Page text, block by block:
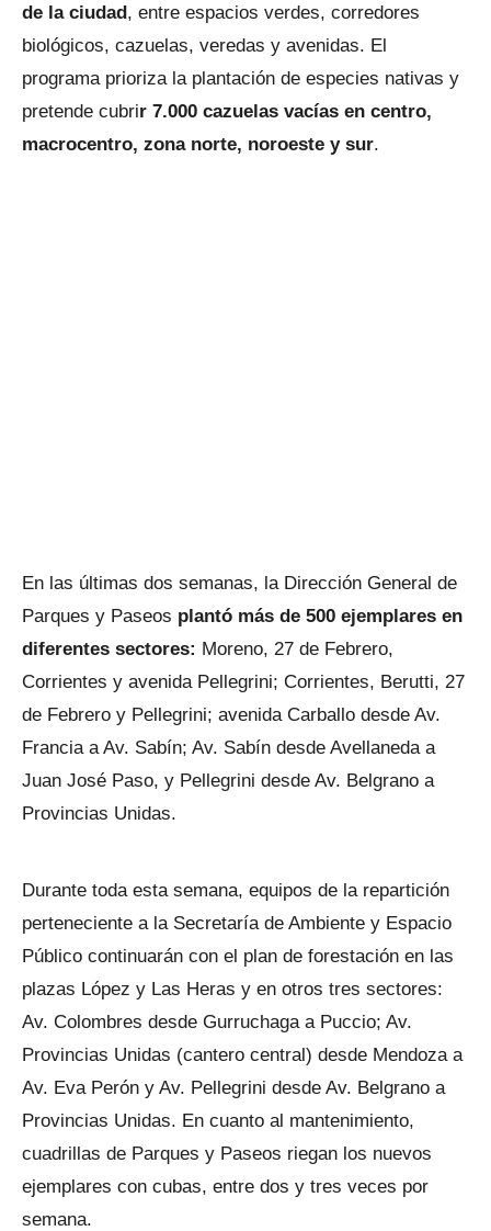
de la ciudad, entre espacios verdes, corredores
biológicos, cazuelas, veredas y avenidas. El
programa prioriza la plantación de especies nativas y
pretende cubrir 7.000 cazuelas vacías en centro,
macrocentro, zona norte, noroeste y sur.
En las últimas dos semanas, la Dirección General de
Parques y Paseos plantó más de 500 ejemplares en
diferentes sectores: Moreno, 27 de Febrero,
Corrientes y avenida Pellegrini; Corrientes, Berutti, 27
de Febrero y Pellegrini; avenida Carballo desde Av.
Francia a Av. Sabín; Av. Sabín desde Avellaneda a
Juan José Paso, y Pellegrini desde Av. Belgrano a
Provincias Unidas.
Durante toda esta semana, equipos de la repartición
perteneciente a la Secretaría de Ambiente y Espacio
Público continuarán con el plan de forestación en las
plazas López y Las Heras y en otros tres sectores:
Av. Colombres desde Gurruchaga a Puccio; Av.
Provincias Unidas (cantero central) desde Mendoza a
Av. Eva Perón y Av. Pellegrini desde Av. Belgrano a
Provincias Unidas. En cuanto al mantenimiento,
cuadrillas de Parques y Paseos riegan los nuevos
ejemplares con cubas, entre dos y tres veces por
semana.